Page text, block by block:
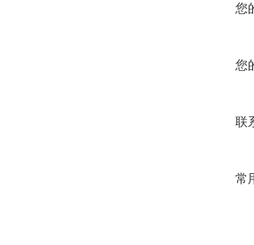
您
您
联
常